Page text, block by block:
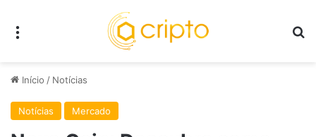
Início / Notícias
Notícias Mercado